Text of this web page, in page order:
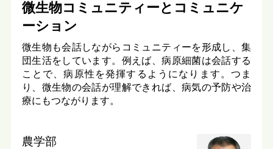
微生物コミュニティーとコミュニケ
ーション
微生物も会話しながらコミュニティーを形成し、集
団生活をしています。例えば、病原細菌は会話する
ことで、病原性を発揮するようになります。つま
り、微生物の会話が理解できれば、病気の予防や治
療にもつながります。
農学部